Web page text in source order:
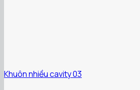
Khuôn nhiều cavity 03